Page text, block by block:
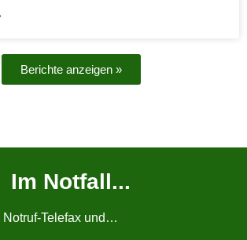
Berichte anzeigen »
Im Notfall...
Notruf-Telefax und…